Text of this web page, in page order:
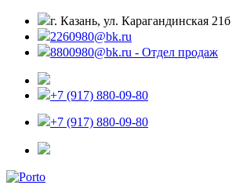
г. Казань, ул. Карагандинская 21б
2260980@bk.ru
8800980@bk.ru - Отдел продаж
+7 (917) 880-09-80
+7 (917) 880-09-80